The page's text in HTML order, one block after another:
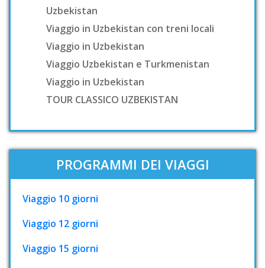
Uzbekistan
Viaggio in Uzbekistan con treni locali
Viaggio in Uzbekistan
Viaggio Uzbekistan e Turkmenistan
Viaggio in Uzbekistan
TOUR CLASSICO UZBEKISTAN
PROGRAMMI DEI VIAGGI
Viaggio 10 giorni
Viaggio 12 giorni
Viaggio 15 giorni